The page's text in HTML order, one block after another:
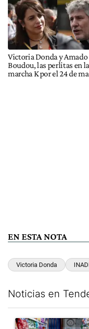
Victoria Donda y Amado
Boudou, las perlitas en la
marcha K por el 24 de
EN ESTA NOTA
Victoria Donda
Noticias en
Un artículo de